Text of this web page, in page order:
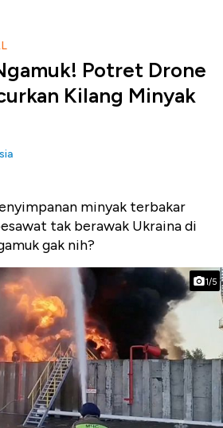
Potret Drone
Kilang Minyak
minyak terbakar
tak berawak Ukraina di
gak nih?
1/5